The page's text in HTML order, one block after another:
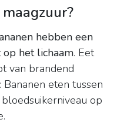
hebben een
het lichaam. Eet
van brandend
Bananen eten tussen
op